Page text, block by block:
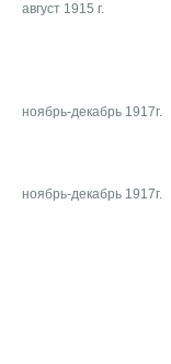
август 1915 г.
ноябрь-декабрь 1917г.
ноябрь-декабрь 1917г.